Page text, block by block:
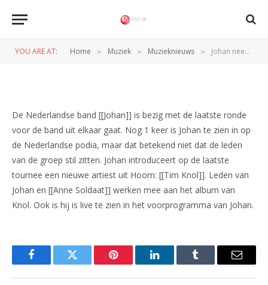
YOU ARE AT: Home » Muziek » Muzieknieuws » Johan neemt nieuw talent mee op tournee
Johan neemt nieuw talent mee
De Nederlandse band [[Johan]] is bezig met de laatste ronde
voor de band uit elkaar gaat. Nog 1 keer is Johan te zien in op
de Nederlandse podia, maar dat betekend niet dat de leden
van de groep stil zitten. Johan introduceert op de laatste
tournee een nieuwe artiest uit Hoorn: [[Tim Knol]]. Leden van
Johan en [[Anne Soldaat]] werken mee aan het album van
Knol. Ook is hij is live te zien in het voorprogramma van Johan.
FacebookTwitter Pinterest LinkedInTumblr Email